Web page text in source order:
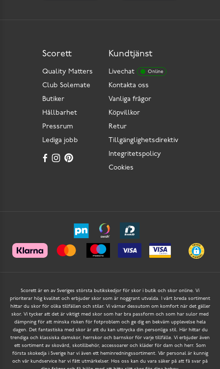
Kundtjänst
Livechat Online
Kontakta oss
Vanliga frågor
Köpvillkor
Retur
Tillgänglighetsdirektiv
Integritetspolicy
Cookies
Scorett
Quality Matters
Club Solemate
Butiker
Hållbarhet
Pressrum
Lediga jobb
Scorett är en av Sveriges största butikskedjor för skor i butik och skor online. Vi
prioriterar hög kvalitet och erbjuder skor som är noggrant utvalda. I vårt breda sortiment
hittar du skor för olika tillfällen och stilar. Vi värnar dessutom om komfort när det gäller
skor. Vi tycker att det är viktigt med skor som har bra passform och som har sulor med
dämpning för att minska risken för fotproblem och ge dig en bekväm upplevelse hela
dagen. Det fantastiska med skor är att du kan uttrycka din personliga stil. Här hittar du
trendiga och klassiska damskor, herrskor och barnskor för varje tillfälle. Vi erbjuder även
ett sortiment av skovård, skotillbehör, accessoarer och kläder för dam och herr. Som
första skokedja i Sverige har vi även ett heminredningssortiment. Vår personal är kunnig
och vår kundservice har vi fått utmärkelser. Hos oss kan du vara säker på att få svar på